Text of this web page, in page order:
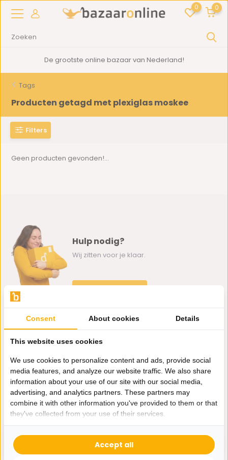
0 0
De grootste online bazaar van Nederland!
Tags
Producten getagd met plexiglas moskee
Filters
Geen producten gevonden!...
Hulp nodig?
Wij zitten voor je klaar.
klantenservice@bazaaronline.nl
Ontvang de nieuwste aanbiedingen en promoties. We zullen
je niet spammen, beloofd.
* Lees hier de wettelijke beperkingen
Consent About cookies Details
This website uses cookies
We use cookies to personalize content and ads, provide social
media features, and analyze our website traffic. We also share
information about your use of our site with our social media,
advertising, and analytics partners. These partners may
combine it with other information you've provided to them or that
they've collected from your use of their services.
Accept all